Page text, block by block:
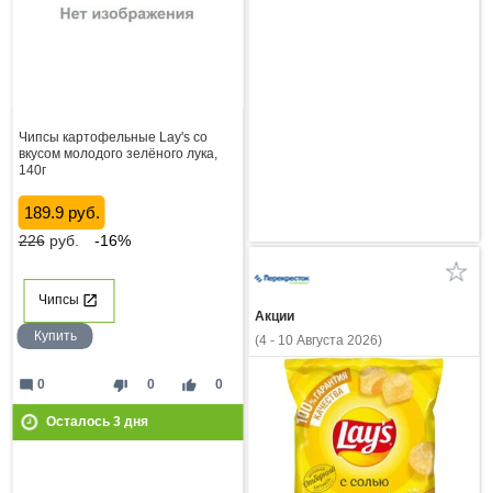
Чипсы картофельные Lay's со
вкусом молодого зелёного лука,
140г
189.9 руб.
226руб. -16%
Чипсы
Купить
thumb_down 0 thumb_up 0
mode_comment 0
Осталось 3дня
Акции
(4 - 10 Августа 2026)